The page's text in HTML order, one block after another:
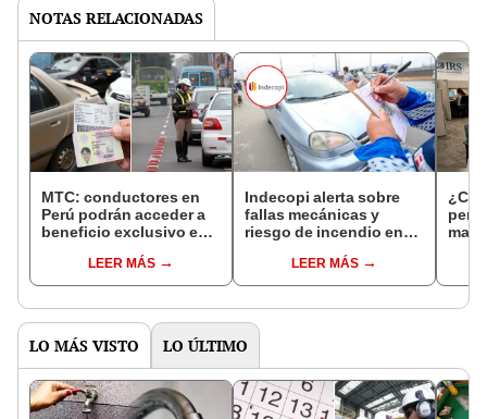
NOTAS RELACIONADAS
MTC: conductores en
Perú podrán acceder a
beneficio exclusivo en
si mantienen buen
récord de tránsito
LEER MÁS
Indecopi alerta sobre
fallas mecánicas y
riesgo de incendio en
estos son los modelos
deficientes, según la
LEER MÁS
LO MÁS VISTO LO ÚLTIMO